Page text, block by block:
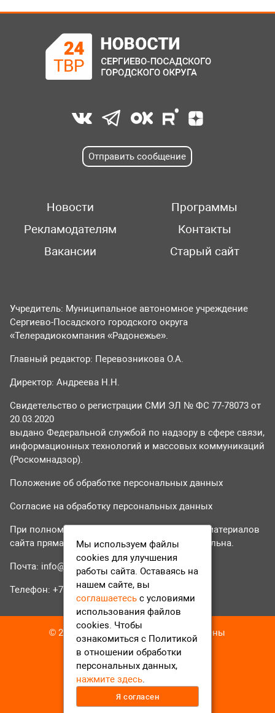
Отправить сообщение
Новости
Программы
Рекламодателям
Контакты
Вакансии
Старый сайт
Учредитель: Муниципальное автономное учреждение
Сергиево-Посадского городского округа
«Телерадиокомпания «Радонежье».
Главный редактор: Перевозникова О.А.
Директор: Андреева Н.Н.
Свидетельство о регистрации СМИ ЭЛ № ФС 77-78073 от
20.03.2020
выдано Федеральной службой по надзору в сфере связи,
информационных технологий и массовых коммуникаций
(Роскомнадзор).
Положение об обработке персональных данных
Согласие на обработку персональных данных
При полном или частичном использовании материалов
сайта прямая гиперссылка на tvr24.tv обязательна.
Почта: info@tvr24.tv
Телефон: +7 (496) 551-04-95
© 2016-2023 ТВР24 Все права защищены
Мы используем файлы
cookies для улучшения
работы сайта. Оставаясь на
нашем сайте, вы
соглашаетесь с условиями
использования файлов
cookies. Чтобы
ознакомиться с Политикой
в отношении обработки
персональных данных,
нажмите здесь.
Я согласен